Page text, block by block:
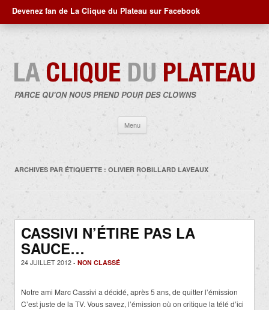
Devenez fan de La Clique du Plateau sur Facebook
PARCE QU'ON NOUS PREND POUR DES CLOWNS
Menu
contenu
ARCHIVES PAR ÉTIQUETTE : OLIVIER ROBILLARD LAVEAUX
CASSIVI N’ÉTIRE PAS LA
SAUCE…
24 JUILLET 2012 - NON CLASSÉ
Notre ami Marc Cassivi a décidé, après 5 ans, de quitter l’émission
C’est juste de la TV. Vous savez, l’émission où on critique la télé d’ici